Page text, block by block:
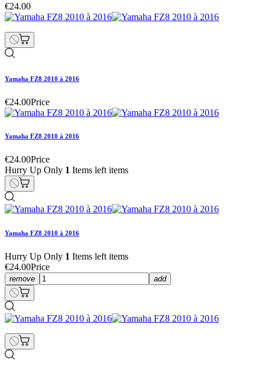
€24.00
Yamaha FZ8 2010 à 2016
€24.00Price
Yamaha FZ8 2010 à 2016
€24.00Price
Hurry Up Only 1 Items left items
Yamaha FZ8 2010 à 2016
Hurry Up Only 1 Items left items
€24.00Price
remove add